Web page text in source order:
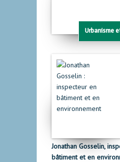
Urbanisme
Jonathan Gosselin,
bâtiment et en